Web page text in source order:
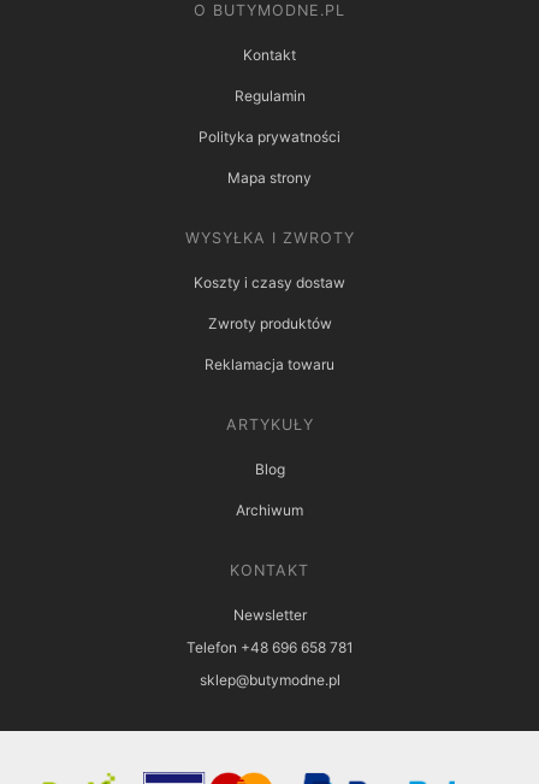
O BUTYMODNE.PL
Kontakt
Regulamin
Polityka prywatności
Mapa strony
WYSYŁKA I ZWROTY
Koszty i czasy dostaw
Zwroty produktów
Reklamacja towaru
ARTYKUŁY
Blog
Archiwum
KONTAKT
Newsletter
Telefon +48 696 658 781
sklep@butymodne.pl